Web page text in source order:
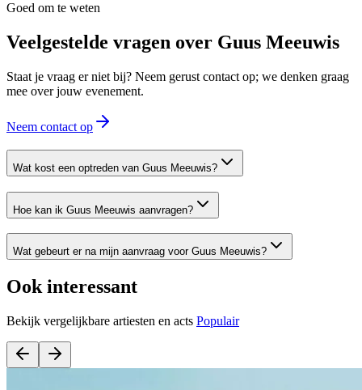
Goed om te weten
Veelgestelde vragen over Guus Meeuwis
Staat je vraag er niet bij? Neem gerust contact op; we denken graag
mee over jouw evenement.
Neem contact op
Wat kost een optreden van Guus Meeuwis?
Hoe kan ik Guus Meeuwis aanvragen?
Wat gebeurt er na mijn aanvraag voor Guus Meeuwis?
Ook interessant
Bekijk vergelijkbare artiesten en acts Populair